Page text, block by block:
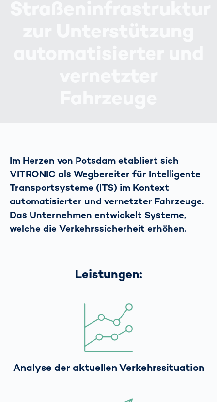
Im Herzen von Potsdam etabliert sich
VITRONIC als Wegbereiter für Intelligente
Transportsysteme (ITS) im Kontext
automatisierter und vernetzter Fahrzeuge.
Das Unternehmen entwickelt Systeme,
welche die Verkehrssicherheit erhöhen.
Leistungen:
Analyse der aktuellen Verkehrssituation